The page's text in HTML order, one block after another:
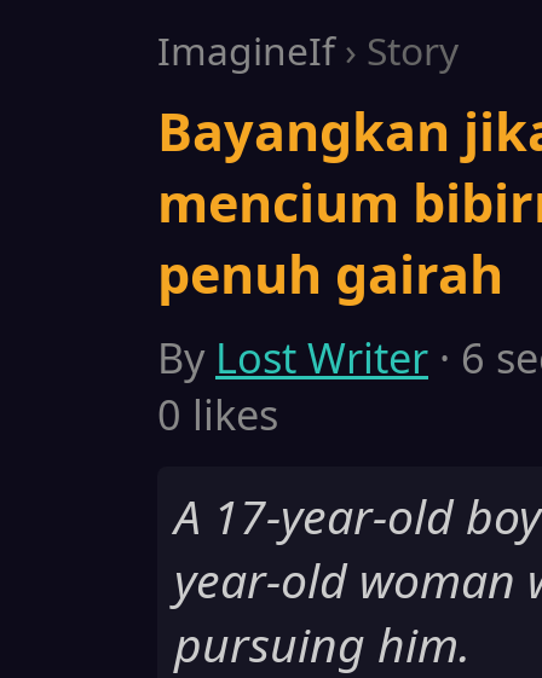
ImagineIf› Story
Bayangkan
mencium
penuh gairah
By Lost Writer · 6
0 likes
A 17-year-old
year-old woman
pursuing him.